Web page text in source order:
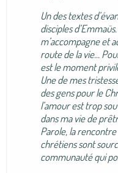
Un des textes
disciples
m’accompagne et
route de la vie…
est le moment
Une de mes
des gens pour le
l’amour est trop
dans ma vie de
Parole, la
chrétiens sont
communauté qui